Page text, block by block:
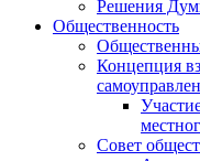
Решения
Общественность
Концепция
Совет